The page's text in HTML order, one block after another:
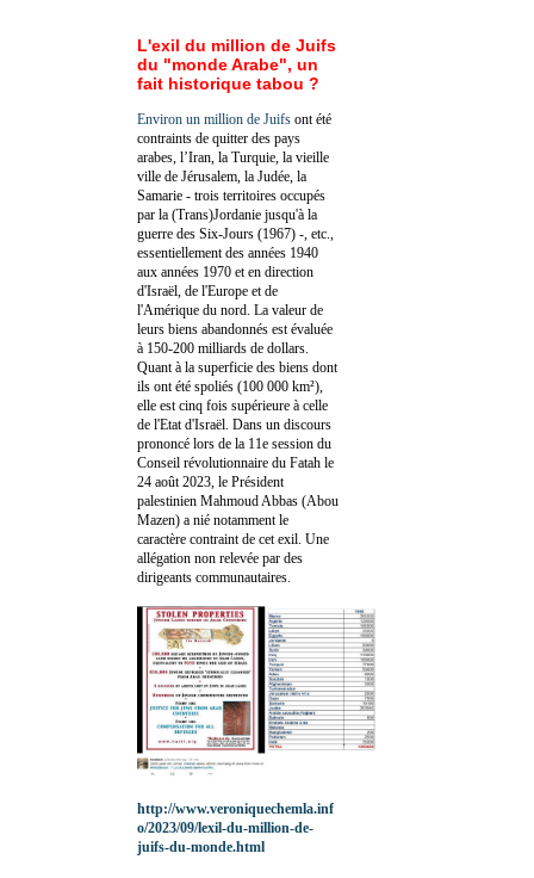
L'exil du million de Juifs
du "monde Arabe", un
fait historique tabou ?
Environ un million de Juifs ont été
contraints de quitter des pays
arabes, l’Iran, la Turquie, la vieille
ville de Jérusalem, la Judée, la
Samarie - trois territoires occupés
par la (Trans)Jordanie jusqu'à la
guerre des Six-Jours (1967) -, etc.,
essentiellement des années 1940
aux années 1970 et en direction
d'Israël, de l'Europe et de
l'Amérique du nord. La valeur de
leurs biens abandonnés est évaluée
à 150-200 milliards de dollars.
Quant à la superficie des biens dont
ils ont été spoliés (100 000 km²),
elle est cinq fois supérieure à celle
de l'Etat d'Israël. Dans un discours
prononcé lors de la 11e session du
Conseil révolutionnaire du Fatah le
24 août 2023, le Président
palestinien Mahmoud Abbas (Abou
Mazen) a nié notamment le
caractère contraint de cet exil. Une
allégation non relevée par des
dirigeants communautaires.
http://www.veroniquechemla.inf
o/2023/09/lexil-du-million-de-
juifs-du-monde.html